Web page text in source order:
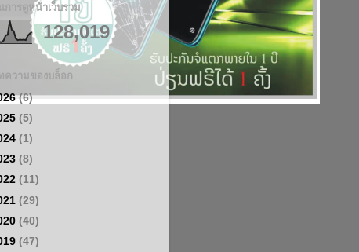
การดูหน้าเว็บรวม
128,019
ความของบล็อก
(6)
(5)
(1)
(8)
(11)
(29)
(40)
(47)